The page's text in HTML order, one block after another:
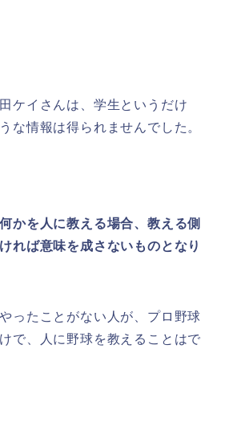
ケイさんは、学生というだけ
な情報は得られませんでした。
かを人に教える場合、教える側
れば意味を成さないものとなり
ったことがない人が、プロ野球
で、人に野球を教えることはで